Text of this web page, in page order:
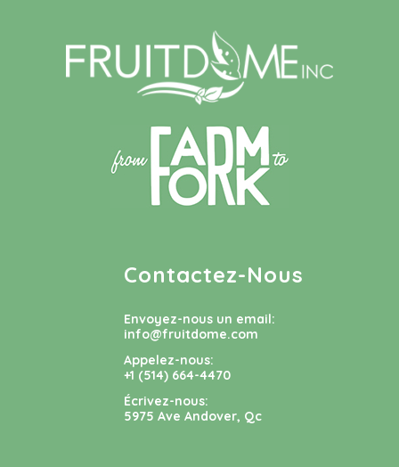
Contactez-Nous
Envoyez-nous un email:
info@fruitdome.com
Appelez-nous:
+1 (514) 664-4470
Écrivez-nous:
5975 Ave Andover, Qc